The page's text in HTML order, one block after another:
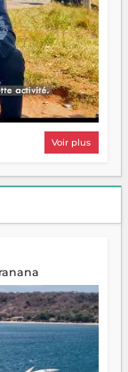
Voir plus